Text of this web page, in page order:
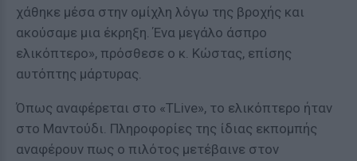
χάθηκε μέσα στην ομίχλη λόγω της βροχής και
ακούσαμε μια έκρηξη. Ένα μεγάλο άσπρο
ελικόπτερο», πρόσθεσε ο κ. Κώστας, επίσης
αυτόπτης μάρτυρας.
Όπως αναφέρεται στο «TLive», το ελικόπτερο ήταν
στο Μαντούδι. Πληροφορίες της ίδιας εκπομπής
αναφέρουν πως ο πιλότος μετέβαινε στον